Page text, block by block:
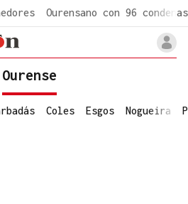
Ourensano con 96 condenas
Ourense
Coles Esgos Nogueira